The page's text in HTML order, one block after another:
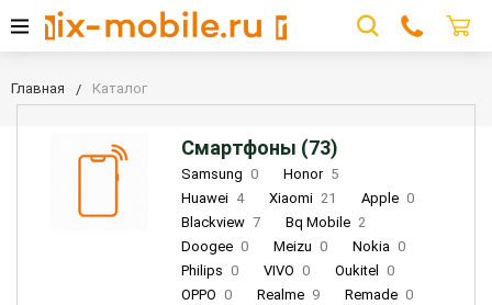
Главная Каталог
Смартфоны (73)
Samsung 0 Honor 5
Huawei 4 Xiaomi 21 Apple 0
Blackview 7 Bq Mobile 2
Doogee 0 Meizu 0 Nokia 0
Philips 0 VIVO 0 Oukitel
0
OPPO 0 Realme 9 Remade 0